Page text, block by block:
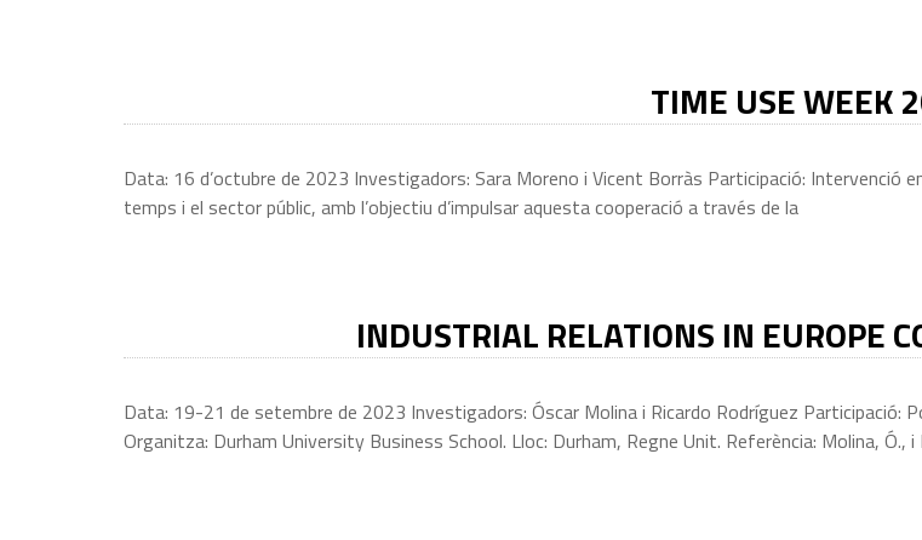
TIME USE WEEK
Data: 16 d’octubre de 2023 Investigadors: Sara Moreno i Vicent Borràs Participació: Intervenció
temps i el sector públic, amb l’objectiu d’impulsar aquesta cooperació a través de la
INDUSTRIAL RELATIONS IN EUROPE
Data: 19-21 de setembre de 2023 Investigadors: Óscar Molina i Ricardo Rodríguez Participació:
Organitza: Durham University Business School. Lloc: Durham, Regne Unit. Referència: Molina, Ó.,